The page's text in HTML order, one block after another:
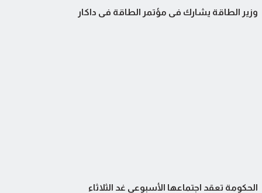
وزير الطاقة يشارك في مؤتمر الطاقة في داكار
الحكومة تعقد اجتماعها الأسبوعي غد الثلاثاء